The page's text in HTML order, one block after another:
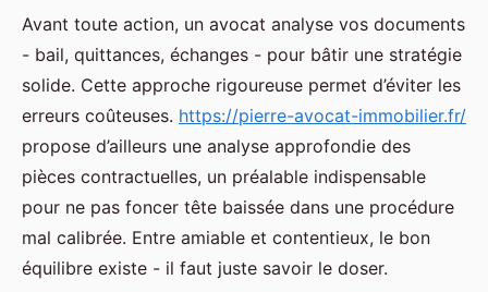
Avant toute action, un avocat analyse vos documents
- bail, quittances, échanges - pour bâtir une stratégie
solide. Cette approche rigoureuse permet d’éviter les
erreurs coûteuses. https://pierre-avocat-immobilier.fr/
propose d’ailleurs une analyse approfondie des
pièces contractuelles, un préalable indispensable
pour ne pas foncer tête baissée dans une procédure
mal calibrée. Entre amiable et contentieux, le bon
équilibre existe - il faut juste savoir le doser.